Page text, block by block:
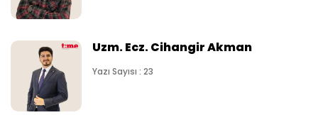
Uzm. Ecz. Cihangir Akman
Yazı Sayısı : 23